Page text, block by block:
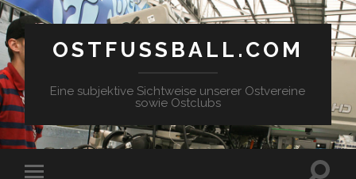
OSTFUSSBALL.COM
Eine subjektive Sichtweise unserer Ostvereine
sowie Ostclubs